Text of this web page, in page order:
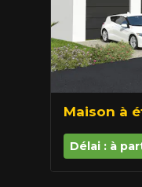
Maison à
Délai : à